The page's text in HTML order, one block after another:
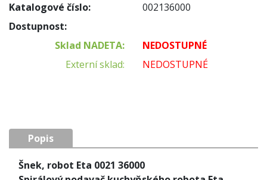
Katalogové číslo:
002136000
Dostupnost:
Sklad NADETA:
NEDOSTUPNÉ
Externí sklad:
NEDOSTUPNÉ
Popis
Šnek, robot Eta 0021 36000